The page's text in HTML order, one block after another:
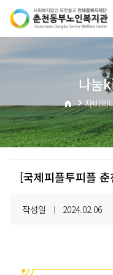
나눔
자비의
[국제피플투피플
작성일 | 2024.02.06